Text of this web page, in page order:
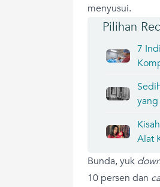
menyusui.
Pilihan
7
Alat
Bunda, yuk
10 persen dan